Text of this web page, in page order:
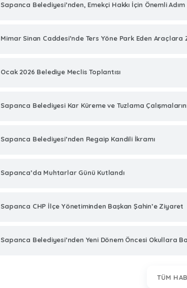
Sapanca Belediyesi’nden, Emekçi Hakkı İçin Önemli Adım
Mimar Sinan Caddesi’nde Ters Yöne Park Eden Araçlara
Ocak 2026 Belediye Meclis Toplantısı
Sapanca Belediyesi Kar Küreme ve Tuzlama
Sapanca Belediyesi’nden Regaip Kandili İkramı
Sapanca’da Muhtarlar Günü Kutlandı
Sapanca CHP İlçe Yönetiminden Başkan Şahin’e Ziyaret
Sapanca Belediyesi’nden Yeni Dönem Öncesi Okullara
TÜM